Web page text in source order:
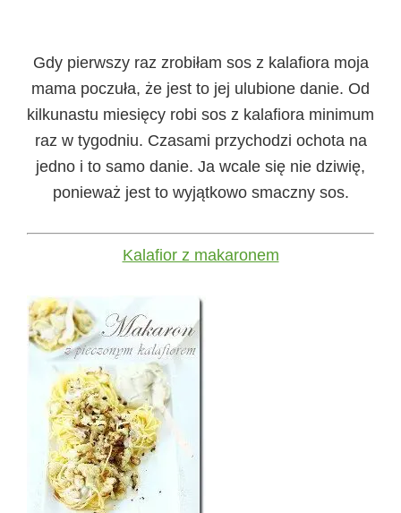
Gdy pierwszy raz zrobiłam sos z kalafiora moja
mama poczuła, że jest to jej ulubione danie. Od
kilkunastu miesięcy robi sos z kalafiora minimum
raz w tygodniu. Czasami przychodzi ochota na
jedno i to samo danie. Ja wcale się nie dziwię,
ponieważ jest to wyjątkowo smaczny sos.
Kalafior z makaronem